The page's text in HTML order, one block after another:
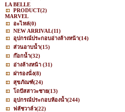
LA BELLE
PRODUCT(2)
MARVEL
อะไหล่(0)
NEW ARRIVAL(11)
อุปกรณ์ประกอบอ่างล้างหน้า(14)
ส่วนอาบน้ำ(15)
ก๊อกน้ำ(32)
อ่างล้างหน้า (31)
ฝารองนั่ง(8)
สุขภัณฑ์(24)
โถปัสสาวะชาย(13)
อุปกรณ์ประกอบห้องน้ำ(244)
ฟลัชวาล์ว(22)